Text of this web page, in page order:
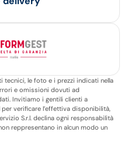
tecnici, le foto e i prezzi indicati nella
e omissioni dovuti ad
Invitiamo i gentili clienti a
verificare l’effettiva disponibilità,
S.r.l. declina ogni responsabilità
reppresentano in alcun modo un